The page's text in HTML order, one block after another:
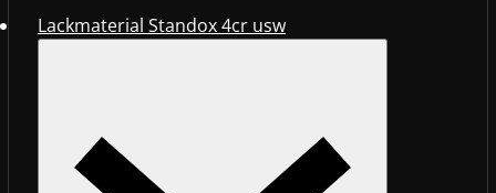
Lackmaterial Standox 4cr usw